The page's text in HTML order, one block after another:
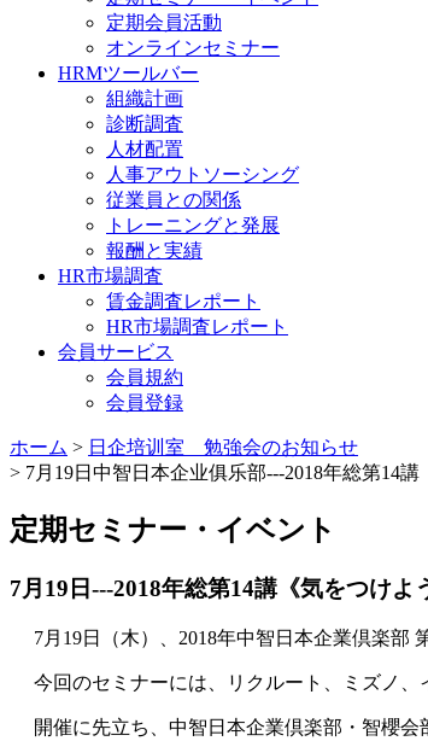
定期会員活動
オンラインセミナー
HRMツールバー
組織計画
診断調査
人材配置
人事アウトソーシング
従業員との関係
トレーニングと発展
報酬と実績
HR市場調査
賃金調査レポート
HR市場調査レポート
会員サービス
会員規約
会員登録
ホーム > 日企培训室 勉強会のお知らせ
> 7月19日中智日本企业俱乐部---2018年総第14
定期セミナー・イベント
7月19日---2018年総第14講《気をつけ
7月19日（木）、2018年中智日本企業倶楽部
今回のセミナーには、リクルート、ミズノ
開催に先立ち、中智日本企業倶楽部・智櫻